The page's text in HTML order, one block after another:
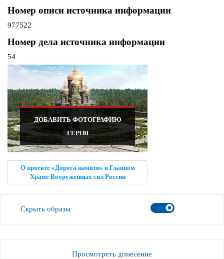
Номер описи источника информации
977522
Номер дела источника информации
54
ДОБАВИТЬ ФОТОГРАФИЮ
ГЕРОЯ
О проекте «Дорога памяти» в Главном
Храме Вооруженных сил России
Скрыть образы
Просмотреть донесение